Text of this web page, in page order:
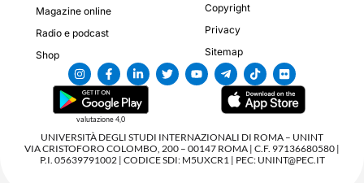
Magazine online
Radio e podcast
Shop
Copyright
Privacy
Sitemap
valutazione 4,0
UNIVERSITÀ DEGLI STUDI INTERNAZIONALI DI ROMA – UNINT
VIA CRISTOFORO COLOMBO, 200 – 00147 ROMA | C.F. 97136680580 |
P.I. 05639791002 | CODICE SDI: M5UXCR1 | PEC: UNINT@PEC.IT